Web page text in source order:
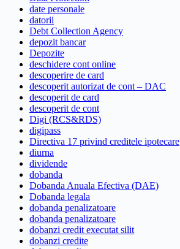
date personale
datorii
Debt Collection Agency
depozit bancar
Depozite
deschidere cont online
descoperire de card
descoperit autorizat de cont – DAC
descoperit de card
descoperit de cont
Digi (RCS&RDS)
digipass
Directiva 17 privind creditele ipotecare
diurna
dividende
dobanda
Dobanda Anuala Efectiva (DAE)
Dobanda legala
dobanda penalizatoare
dobanda penalizatoare
dobanzi credit executat silit
dobanzi credite